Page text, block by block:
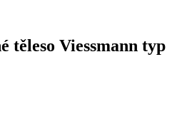
těleso Viessmann typ